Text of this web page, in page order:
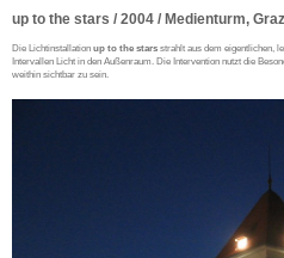
up to the stars / 2004 / Medienturm, Graz
Die Lichtinstallation up to the stars strahlt aus dem eigentlichen,
Intervallen Licht in den Außenraum. Die Intervention nutzt die
weithin sichtbar zu sein.